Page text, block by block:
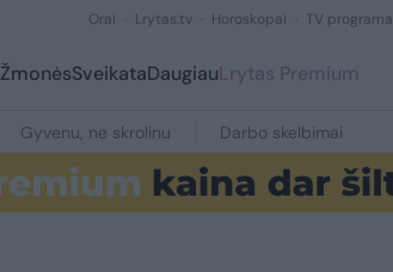
Orai Lrytas.tv Horoskopai TV programa
ŽmonėsSveikataDaugiauLrytas Premium
Gyvenu, ne skrolinu Darbo skelbimai